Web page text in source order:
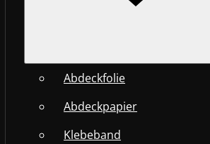
Abdeckfolie
Abdeckpapier
Klebeband